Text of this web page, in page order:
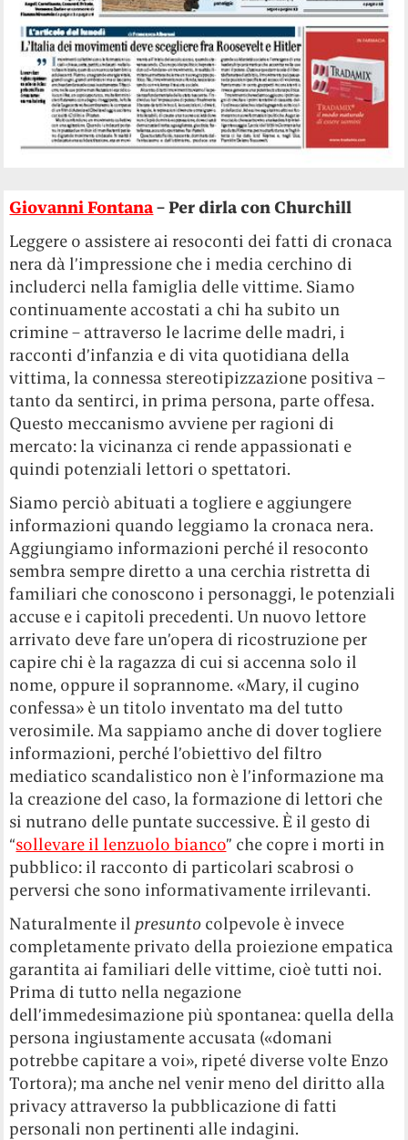
Giovanni Fontana– Per dirla con Churchill
Leggere o assistere ai resoconti dei fatti di cronaca
nera dà l’impressione che i media cerchino di
includerci nella famiglia delle vittime. Siamo
continuamente accostati a chi ha subito un
crimine – attraverso le lacrime delle madri, i
racconti d’infanzia e di vita quotidiana della
vittima, la connessa stereotipizzazione positiva –
tanto da sentirci, in prima persona, parte offesa.
Questo meccanismo avviene per ragioni di
mercato: la vicinanza ci rende appassionati e
quindi potenziali lettori o spettatori.
Siamo perciò abituati a togliere e aggiungere
informazioni quando leggiamo la cronaca nera.
Aggiungiamo informazioni perché il resoconto
sembra sempre diretto a una cerchia ristretta di
familiari che conoscono i personaggi, le potenziali
accuse e i capitoli precedenti. Un nuovo lettore
arrivato deve fare un’opera di ricostruzione per
capire chi è la ragazza di cui si accenna solo il
nome, oppure il soprannome. «Mary, il cugino
confessa» è un titolo inventato ma del tutto
verosimile. Ma sappiamo anche di dover togliere
informazioni, perché l’obiettivo del filtro
mediatico scandalistico non è l’informazione ma
la creazione del caso, la formazione di lettori che
si nutrano delle puntate successive. È il gesto di
“sollevare il lenzuolo bianco” che copre i morti in
pubblico: il racconto di particolari scabrosi o
perversi che sono informativamente irrilevanti.
Naturalmente il presunto colpevole è invece
completamente privato della proiezione empatica
garantita ai familiari delle vittime, cioè tutti noi.
Prima di tutto nella negazione
dell’immedesimazione più spontanea: quella della
persona ingiustamente accusata («domani
potrebbe capitare a voi», ripeté diverse volte Enzo
Tortora); ma anche nel venir meno del diritto alla
privacy attraverso la pubblicazione di fatti
personali non pertinenti alle indagini.